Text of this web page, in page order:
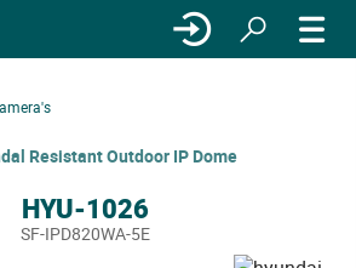
Resistant Outdoor IP Dome
HYU-1026
SF-IPD820WA-5E